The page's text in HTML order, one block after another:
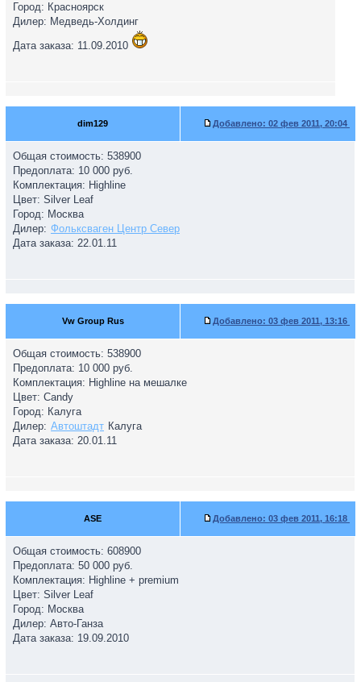
Город: Красноярск
Дилер: Медведь-Холдинг
Дата заказа: 11.09.2010
dim129 Добавлено: 02 фев 2011, 20:04
Общая стоимость: 538900
Предоплата: 10 000 руб.
Комплектация: Highline
Цвет: Silver Leaf
Город: Москва
Дилер: Фольксваген Центр Север
Дата заказа: 22.01.11
Vw Group Rus Добавлено: 03 фев 2011, 13:16
Общая стоимость: 538900
Предоплата: 10 000 руб.
Комплектация: Highline на мешалке
Цвет: Candy
Город: Калуга
Дилер: Автоштадт Калуга
Дата заказа: 20.01.11
ASE Добавлено: 03 фев 2011, 16:18
Общая стоимость: 608900
Предоплата: 50 000 руб.
Комплектация: Highline + premium
Цвет: Silver Leaf
Город: Москва
Дилер: Авто-Ганза
Дата заказа: 19.09.2010